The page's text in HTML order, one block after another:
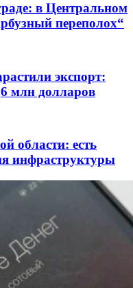
в Центральном
переполох“
экспорт:
млн долларов
области: есть
инфраструктуры
вошли в топ‑15